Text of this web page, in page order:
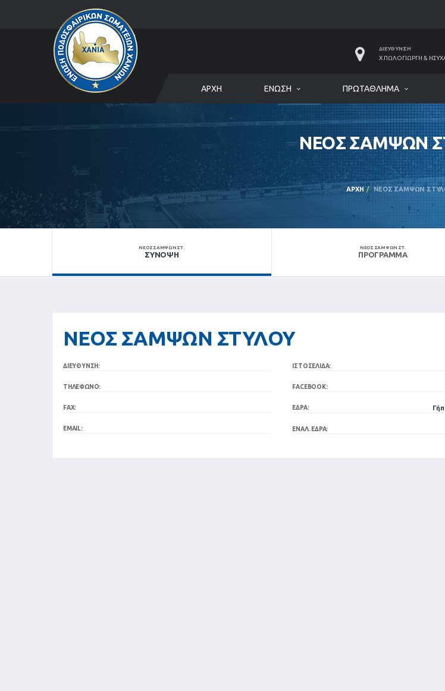
ΔΙΕΎΘΥΝΣΗ
Χ.ΠΩΛΟΓΙΏΡΓΗ &
ΑΡΧΉ ΈΝΩΣΗ ΠΡΩΤΆΘΛΗΜΑ
ΝΕΟΣ ΣΑΜΨΩΝ
ΑΡΧΉ ΝΕΟΣ ΣΑΜΨΩΝ
ΝΕΟΣ ΣΑΜΨΩΝ ΣΤ.
ΣΎΝΟΨΗ
ΝΕΟΣ ΣΑΜΨΩΝ ΣΤ.
ΠΡΌΓΡΑΜΜΑ
ΝΕΟΣ ΣΑΜΨΩΝ ΣΤΥΛΟΥ
ΔΙΕΎΘΥΝΣΗ:
ΤΗΛΈΦΩΝΟ:
FAX:
EMAIL:
ΙΣΤΟΣΕΛΊΔΑ:
FACEBOOK:
ΈΔΡΑ:
ΕΝΑΛ. ΈΔΡΑ: